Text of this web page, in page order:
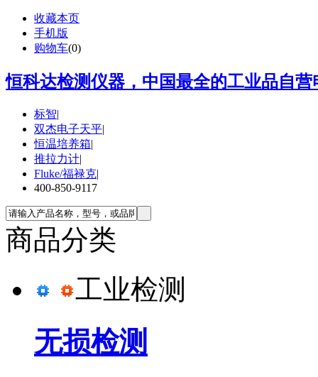
收藏本页
手机版
购物车(0)
恒科达检测仪器，中国最全的工业品自
标智|
双杰电子天平|
恒温培养箱|
推拉力计|
Fluke/福禄克|
400-850-9117
商品分类
工业检测
无损检测